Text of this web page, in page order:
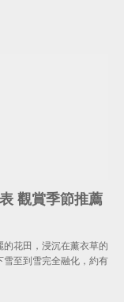
觀賞季節推薦
花田，浸沉在薰衣草的
至到雪完全融化，約有